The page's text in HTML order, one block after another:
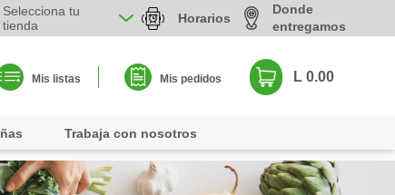
Selecciona tu
tienda
Horarios
Donde
entregamos
Mis listas Mis pedidos L 0.00
Trabaja con nosotros